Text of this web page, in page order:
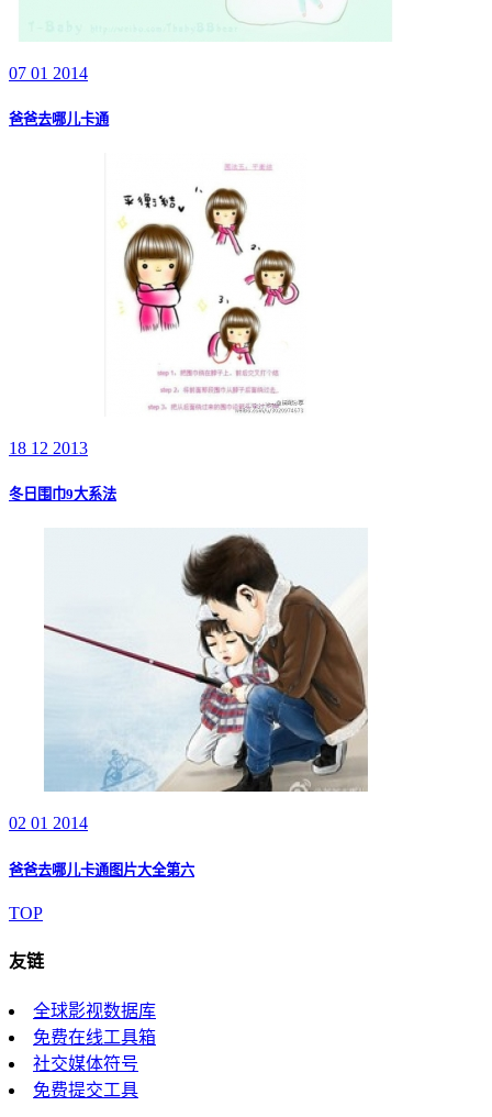
07 01 2014
爸爸去哪儿卡通
18 12 2013
冬日围巾9大系法
02 01 2014
爸爸去哪儿卡通图片大全第六
TOP
友链
全球影视数据库
免费在线工具箱
社交媒体符号
免费提交工具